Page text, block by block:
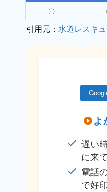
〇
引用元：水道レスキ
よ
遅い
に来
電話
で好